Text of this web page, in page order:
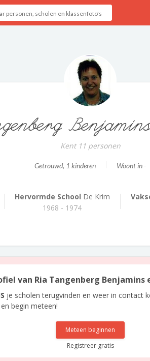
Kent 11 personen
Getrouwd, 1 kinderen Woont in -
Hervormde School De Krim
1968 - 1974
van Ria Tangenberg Benjamins
je scholen terugvinden en weer in contact
begin meteen!
Meteen beginnen
Registreer gratis